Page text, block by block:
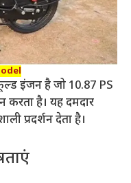
इंजन है जो 10.87 PS
करता है। यह दमदार
प्रदर्शन देता है।